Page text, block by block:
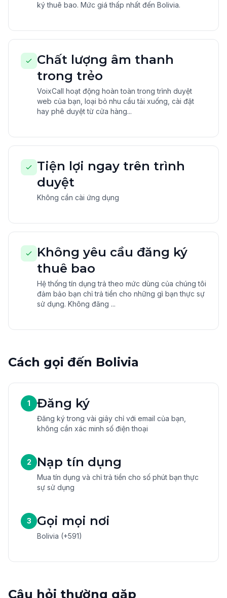
ký thuê bao. Mức giá thấp nhất đến Bolivia.
Chất lượng âm thanh
trong trẻo
VoixCall hoạt động hoàn toàn trong trình duyệt
web của bạn, loại bỏ nhu cầu tải xuống, cài đặt
hay phê duyệt từ cửa hàng...
Tiện lợi ngay trên trình
duyệt
Không cần cài ứng dụng
Không yêu cầu đăng ký
thuê bao
Hệ thống tín dụng trả theo mức dùng của chúng tôi
đảm bảo bạn chỉ trả tiền cho những gì bạn thực sự
sử dụng. Không đăng ...
Cách gọi đến Bolivia
1 Đăng ký
Đăng ký trong vài giây chỉ với email của bạn,
không cần xác minh số điện thoại
2 Nạp tín dụng
Mua tín dụng và chỉ trả tiền cho số phút bạn thực
sự sử dụng
3 Gọi mọi nơi
Bolivia (+591)
Câu hỏi thường gặp